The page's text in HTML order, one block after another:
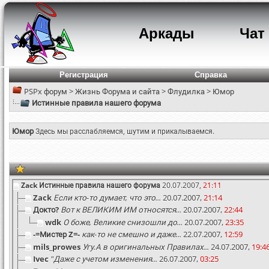
Аркады Чат
Регистрация Справка
PSPx форум >Жизнь Форума и сайта>Флудилка> Юмор
Истинные правила нашего форума
ЮморЗдесь мы расслабляемся, шутим и прикалываемся.
ZackИстинные правила нашего форума20.07.2007, 21:11
Zack Если кто-то думает, что это... 20.07.2007,21:14
Докто? Вот к ВЕЛИКИМ ИМ относятся... 20.07.2007,22:44
wdk О боже, Великие снизошли до... 20.07.2007,23:35
-=Мистер Z=- как-то не смешно и даже... 22.07.2007, 12:59
mils_prowes Угу.А в оригинальных Правилах... 24.07.2007,
Ivec "Даже с учетом изменения... 26.07.2007,03:25